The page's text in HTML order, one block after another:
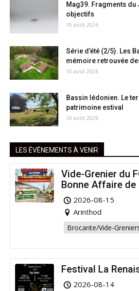
Mag39. Fragments
objectifs
10 août 2026
Série d’été (2/5). Les
mémoire retrouvée
10 août 2026
Bassin lédonien. Le
patrimoine estival
10 août 2026
LES ÉVÉNEMENTS À VENIR
Vide-Grenier du
Bonne Affaire de
Arinthod !
2026-08-15
Arinthod
Brocante/Vide-
Festival La
2026-08-14